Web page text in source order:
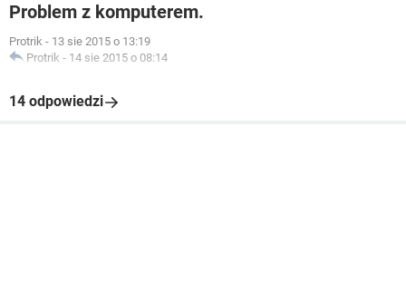
Problem z komputerem.
Protrik - 13 sie 2015 o 13:19
Protrik - 14 sie 2015 o 08:14
14 odpowiedzi